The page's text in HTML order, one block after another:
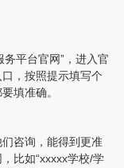
平台官网”，进入官
，按照提示填写个
填准确。
咨询，能得到更准
比如“xxxxx学校/学